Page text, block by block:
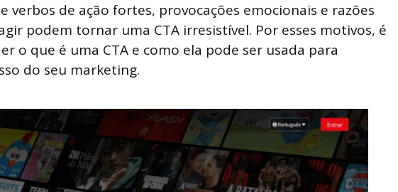
verbos de ação fortes, provocações emocionais e razões
podem tornar uma CTA irresistível. Por esses motivos, é
o que é uma CTA e como ela pode ser usada para
do seu marketing.